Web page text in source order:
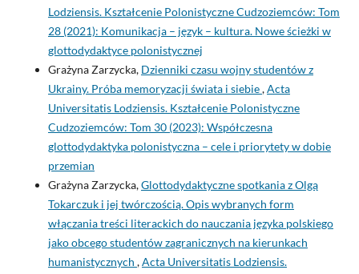
Lodziensis. Kształcenie Polonistyczne Cudzoziemców: Tom
28 (2021): Komunikacja – język – kultura. Nowe ścieżki w
glottodydaktyce polonistycznej
Grażyna Zarzycka, Dzienniki czasu wojny studentów z
Ukrainy. Próba memoryzacji świata i siebie,Acta
Universitatis Lodziensis. Kształcenie Polonistyczne
Cudzoziemców: Tom 30 (2023): Współczesna
glottodydaktyka polonistyczna – cele i priorytety w dobie
przemian
Grażyna Zarzycka,Glottodydaktyczne spotkania z Olgą
Tokarczuk i jej twórczością. Opis wybranych form
włączania treści literackich do nauczania języka polskiego
jako obcego studentów zagranicznych na kierunkach
humanistycznych ,Acta Universitatis Lodziensis.